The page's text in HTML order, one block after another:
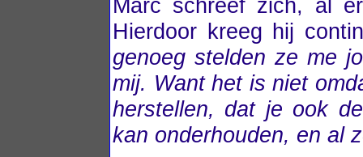
Marc schreef zich, al
Hierdoor kreeg hij
genoeg stelden ze me
mij. Want het is niet
herstellen, dat je ook
kan onderhouden, en al